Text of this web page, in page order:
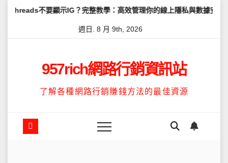
Skip
示IG？完整教學：高效管理你的線上隱私與數據安全 怎麼讓
週日. 8 月 9th, 2026
957rich網路行銷資訊站
了解各種網路行銷賺錢方法的最佳資源